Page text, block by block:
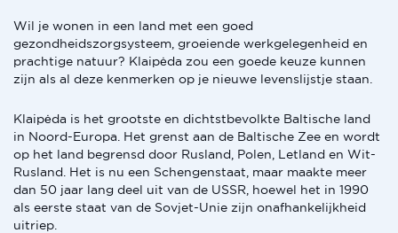
Wil je wonen in een land met een goed
gezondheidszorgsysteem, groeiende werkgelegenheid en
prachtige natuur? Klaipėda zou een goede keuze kunnen
zijn als al deze kenmerken op je nieuwe levenslijstje staan.
Klaipėda is het grootste en dichtstbevolkte Baltische land
in Noord-Europa. Het grenst aan de Baltische Zee en wordt
op het land begrensd door Rusland, Polen, Letland en Wit-
Rusland. Het is nu een Schengenstaat, maar maakte meer
dan 50 jaar lang deel uit van de USSR, hoewel het in 1990
als eerste staat van de Sovjet-Unie zijn onafhankelijkheid
uitriep.